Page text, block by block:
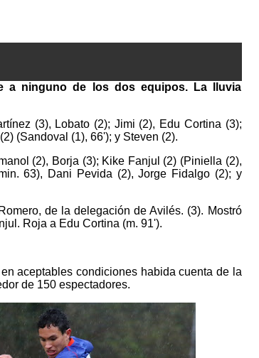
a ninguno de los dos equipos. La lluvia
(3), Lobato (2); Jimi (2), Edu Cortina (3);
(Sandoval (1), 66'); y Steven (2).
(2), Borja (3); Kike Fanjul (2) (Piniella (2),
63), Dani Pevida (2), Jorge Fidalgo (2); y
de la delegación de Avilés. (3). Mostró
Roja a Edu Cortina (m. 91').
aceptables condiciones habida cuenta de la
de 150 espectadores.